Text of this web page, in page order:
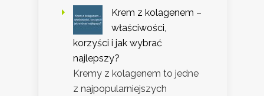
Krem z kolagenem –
właściwości,
korzyści i jak wybrać
najlepszy?
Kremy z kolagenem to jedne
z najpopularniejszych